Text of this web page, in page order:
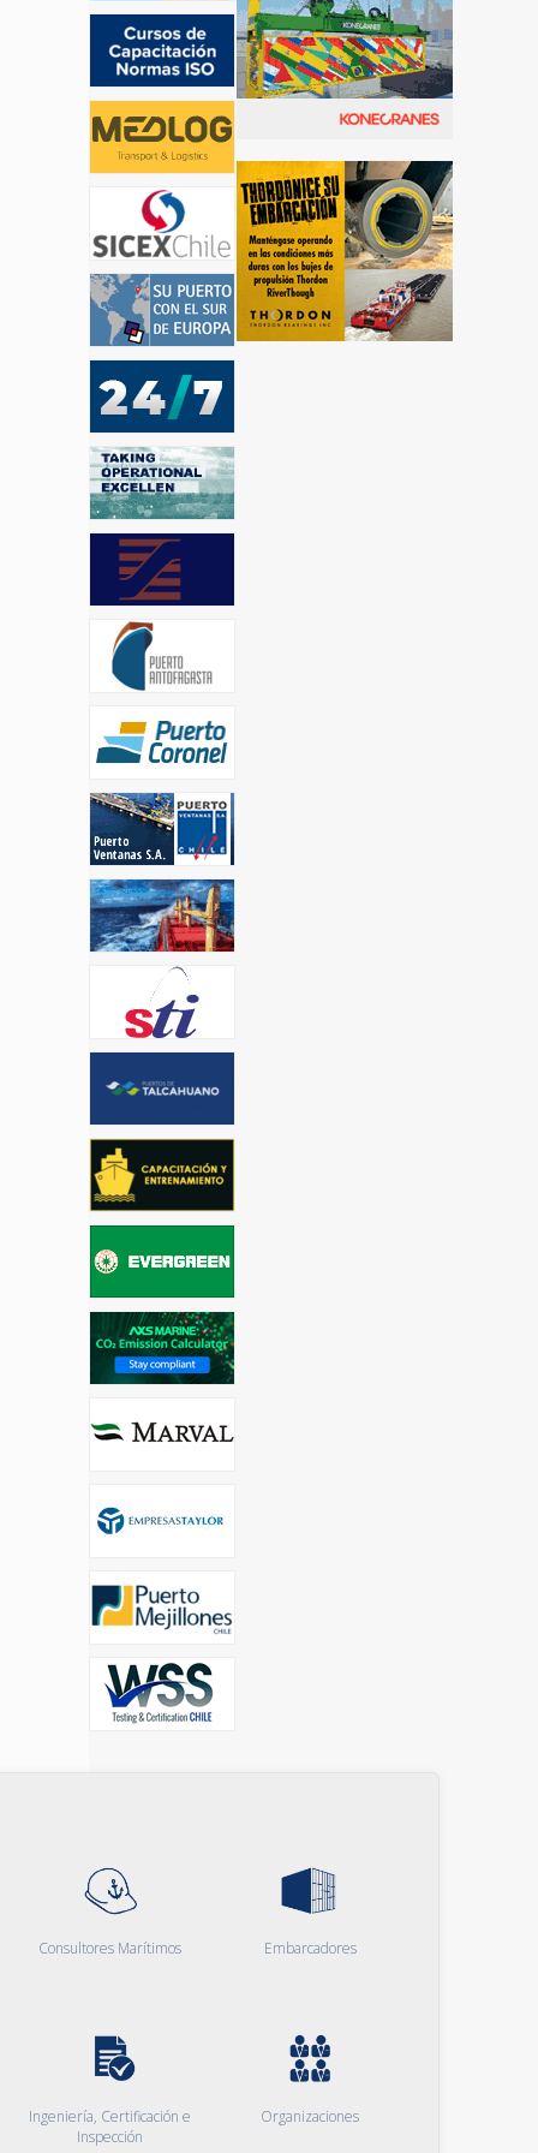
Consultores Marítimos Embarcadores
Ingeniería, Certificación e
Inspección
Organizaciones